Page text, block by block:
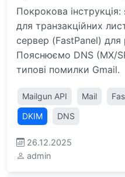
Покрокова
для транзакційних
сервер (FastPanel) для
Пояснюємо DNS (MX/
типові помилки Gmail.
Mailgun API Mail
DKIM
DNS
26.12.2025
admin